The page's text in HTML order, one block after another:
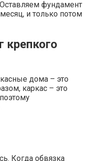
фундамент
и только потом
крепкого
дома – это
каркас – это
Когда обвязка